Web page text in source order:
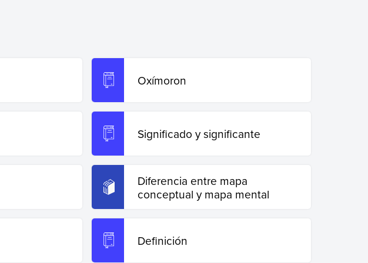
Oxímoron
Significado y significante
Diferencia entre mapa
conceptual y mapa mental
Definición